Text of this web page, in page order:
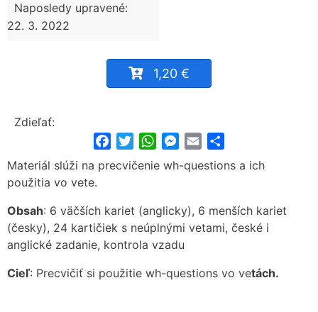
Naposledy upravené:
22. 3. 2022
1,20 €
Zdieľať:
FacebookTwitterWhatsApp
Messenger
Email
Materiál slúži na precvičenie wh-questions a ich
použitia vo vete.
Obsah: 6 väčších kariet (anglicky), 6 menších kariet
(česky), 24 kartičiek s neúplnými vetami, české i
anglické zadanie, kontrola vzadu
Cieľ: Precvičiť si použitie wh-questions vo vetách.